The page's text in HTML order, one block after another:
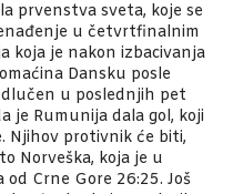
prvenstva sveta, koje se
u četvrtfinalnim
koja je nakon izbacivanja
Dansku posle
u poslednjih pet
je Rumunija dala gol, koji
Njihov protivnik će biti,
Norveška, koja je u
Crne Gore 26:25. Još